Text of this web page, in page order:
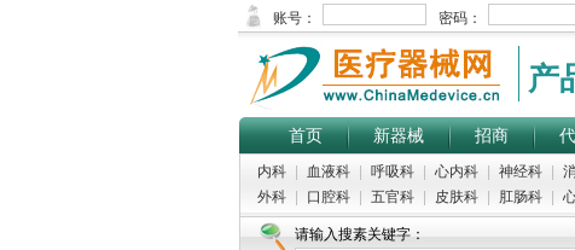
产
首页 新器械 招商
内科 血液科 呼吸科 心内科 神经科
外科
口腔科 五官科 皮肤科 肛肠科
请输入搜素关键字：